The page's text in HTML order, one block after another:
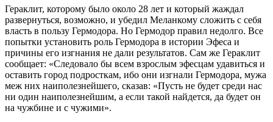
Гераклит, которому было около 28 лет и который жаждал
развернуться, возможно, и убедил Меланкому сложить с себя
власть в пользу Гермодора. Но Гермодор правил недолго. Все
попытки установить роль Гермодора в истории Эфеса и
причины его изгнания не дали результатов. Сам же Гераклит
сообщает: «Следовало бы всем взрослым эфесцам удавиться и
оставить город подросткам, ибо они изгнали Гермодора, мужа
меж них наиполезнейшего, сказав: «Пусть не будет среди нас
ни один наиполезнейшим, а если такой найдется, да будет он
на чужбине и с чужими».